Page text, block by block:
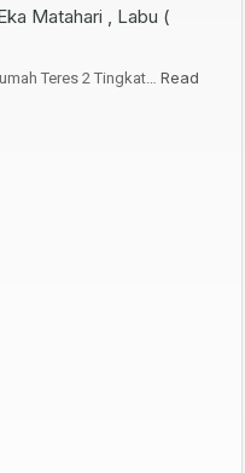
Matahari , Labu (
Teres 2 Tingkat… Read